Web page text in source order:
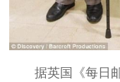
据英国《每日邮